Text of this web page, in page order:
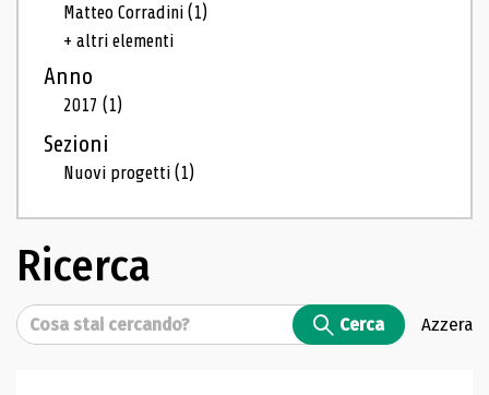
Matteo Corradini(1)
+ altri elementi
Anno
2017(1)
Sezioni
Nuovi progetti(1)
Ricerca
Cerca Cerca Azzera